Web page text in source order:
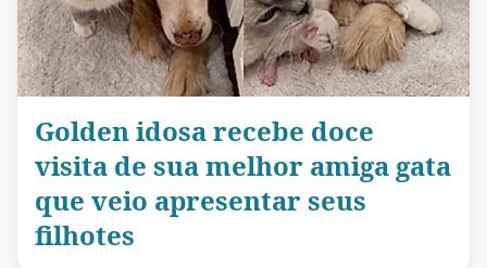
Golden idosa recebe doce
visita de sua melhor amiga gata
que veio apresentar seus
filhotes